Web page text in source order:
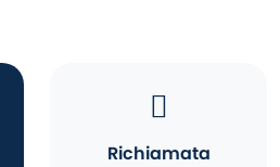
Richiamata